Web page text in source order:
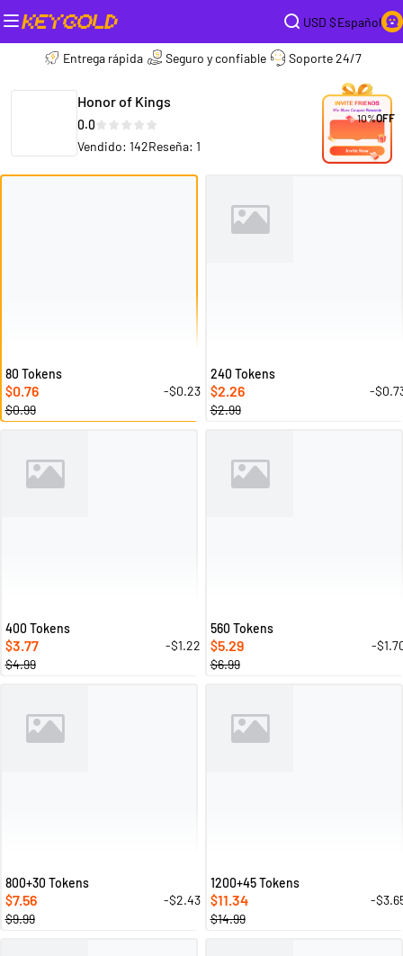
USD $Español
Entrega rápida Seguro y confiable Soporte 24/7
Honor of Kings
0.0
Vendido: 142Reseña: 1
10%OFF
80 Tokens
$0.76
-$0.23
$0.99
240 Tokens
$2.26
-
$2.99
400 Tokens
$3.77
-$1.22
$4.99
560 Tokens
$5.29
-
$6.99
800+30 Tokens
$7.56
-$2.43
$9.99
1200+45 Tokens
$11.34
-
$14.99